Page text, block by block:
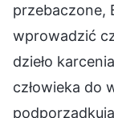
przebaczone,
wprowadzić
dzieło
człowieka do